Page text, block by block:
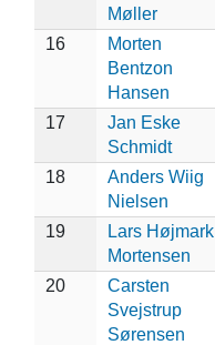
Møller
16
Morten
Bentzon
Hansen
17
Jan Eske
Schmidt
18
Anders Wiig
Nielsen
19
Lars Højmark
Mortensen
20
Carsten
Svejstrup
Sørensen